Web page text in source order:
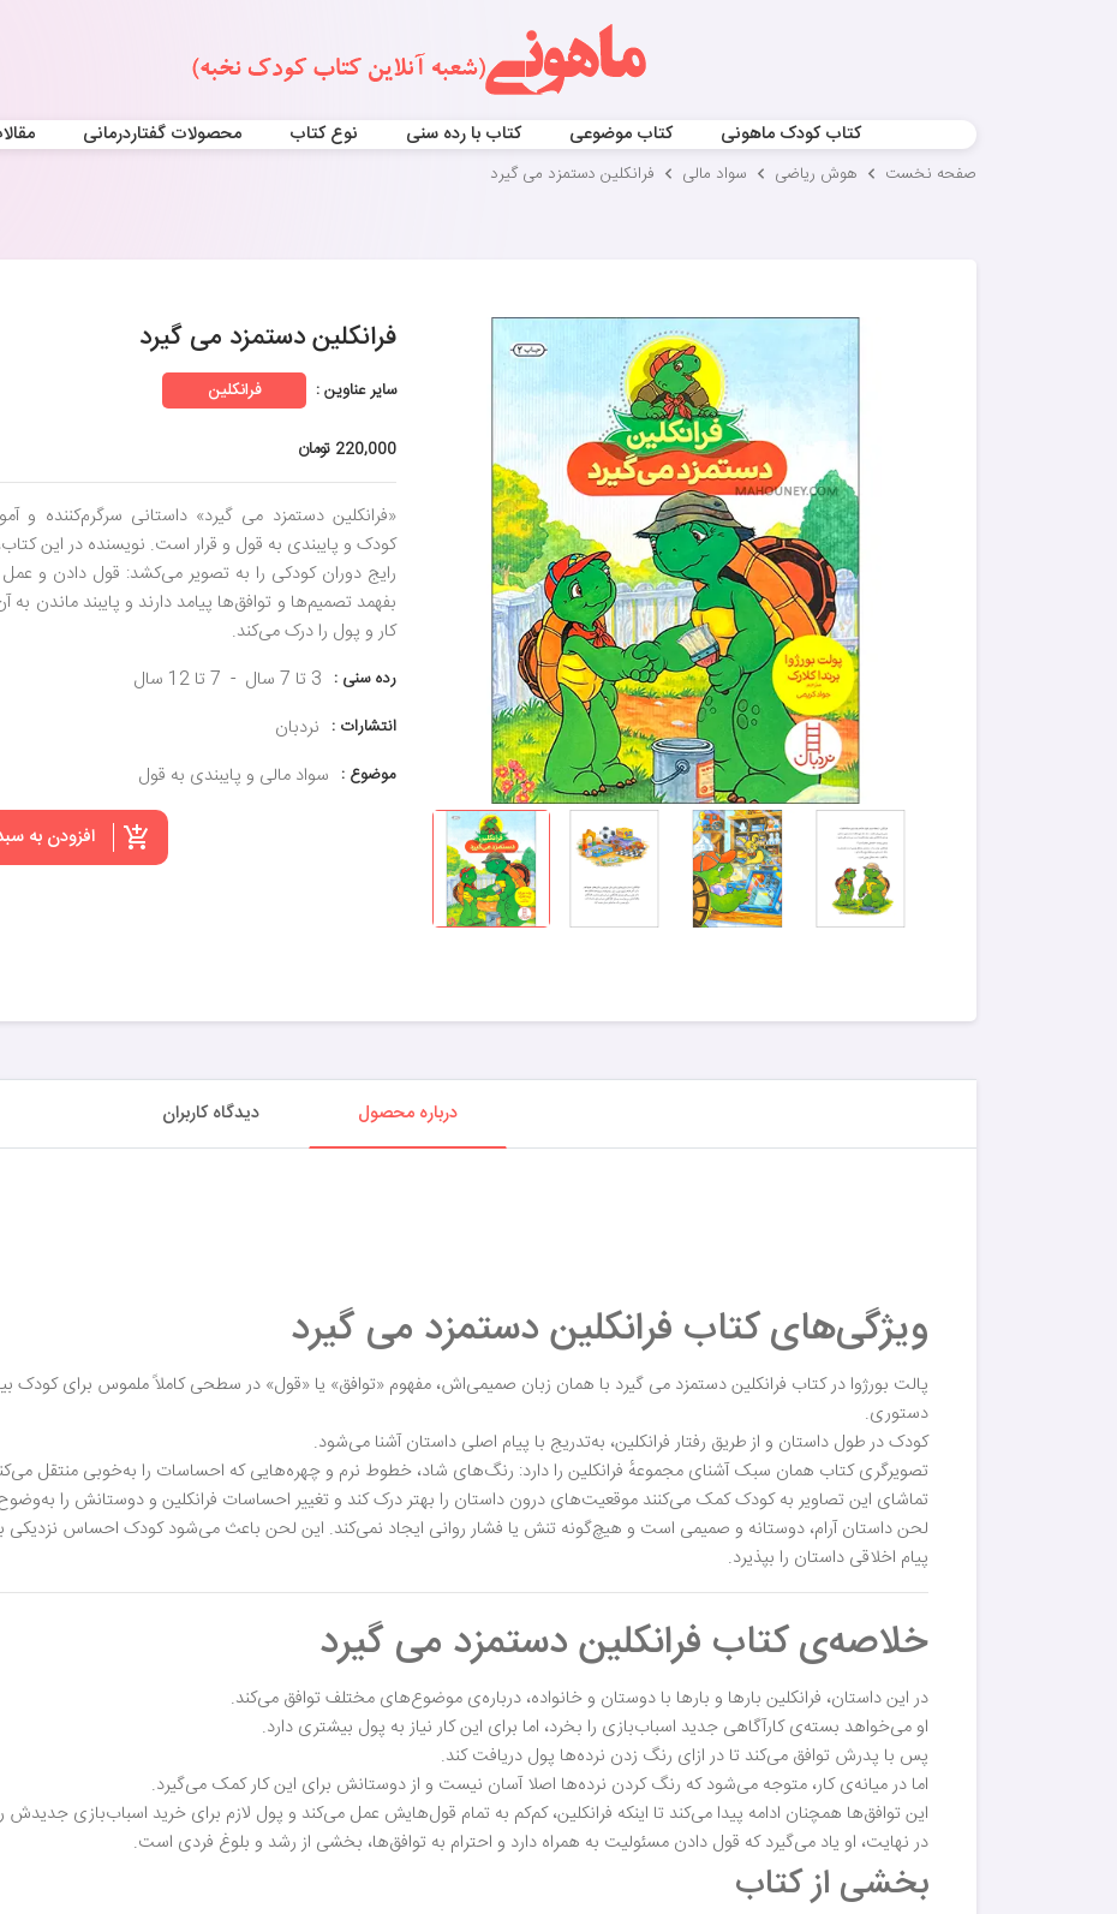
کتاب کودک ماهونی کتاب موضوعی کتاب با رده سنی نوع کتاب محصولات گفتاردرمانی
صفحه نخست هوش ریاضی سواد مالی فرانکلین دستمزد می گیرد
فرانکلین دستمزد می گیرد
سایر عناوین : فرانکلین
220,000 تومان
«فرانکلین دستمزد می گیرد» داستانی سرگرم‌کننده و
کودک و پایبندی به قول و قرار است. نویسنده در این
رایج دوران کودکی را به تصویر می‌کشد: قول دادن و
بفهمد تصمیم‌ها و توافق‌ها پیامد دارند و پایبند
کار و پول را درک می‌کند.
رده سنی : 3 تا 7 سال 7 تا 12 سال
انتشارات : نردبان
موضوع : سواد مالی و پایبندی به قول
افزودن به
درباره محصول دیدگاه کاربران
ویژگی‌های کتاب فرانکلین دستمزد می گیرد
پالت بورژوا در کتاب فرانکلین دستمزد می گیرد با همان زبان صمیمی‌اش، مفهوم «توافق» یا «قول» در سطحی کاملاً ملموس برای
دستوری.
کودک در طول داستان و از طریق رفتار فرانکلین، به‌تدریج با پیام اصلی داستان آشنا می‌شود.
تصویرگری کتاب همان سبک آشنای مجموعهٔ فرانکلین را دارد: رنگ‌های شاد، خطوط نرم و چهره‌هایی که احساسات را به‌خوبی منتقل
تماشای این تصاویر به کودک کمک می‌کنند موقعیت‌های درون داستان را بهتر درک کند و تغییر احساسات فرانکلین و دوستانش را به‌وضوح
لحن داستان آرام، دوستانه و صمیمی است و هیچ‌گونه تنش یا فشار روانی ایجاد نمی‌کند. این لحن باعث می‌شود کودک احساس
پیام اخلاقی داستان را بپذیرد.
خلاصه‌ی کتاب فرانکلین دستمزد می گیرد
در این داستان، فرانکلین بارها و بارها با دوستان و خانواده، درباره‌ی موضوع‌های مختلف توافق می‌کند.
او می‌خواهد بسته‌ی کارآگاهی جدید اسباب‌بازی را بخرد، اما برای این کار نیاز به پول بیشتری دارد.
پس با پدرش توافق می‌کند تا در ازای رنگ زدن نرده‌ها پول دریافت کند.
اما در میانه‌ی کار، متوجه می‌شود که رنگ کردن نرده‌ها اصلا آسان نیست و از دوستانش برای این کار کمک می‌گیرد.
این توافق‌ها همچنان ادامه پیدا می‌کند تا اینکه فرانکلین، کم‌کم به تمام قول‌هایش عمل می‌کند و پول لازم برای خرید اسباب‌بازی جدیدش
در نهایت، او یاد می‌گیرد که قول دادن مسئولیت به همراه دارد و احترام به توافق‌ها، بخشی از رشد و بلوغ فردی است.
بخشی از کتاب